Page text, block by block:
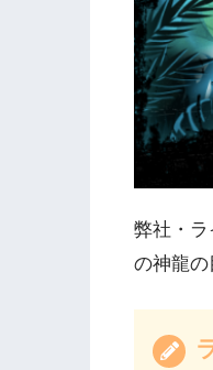
弊社・
の神龍の